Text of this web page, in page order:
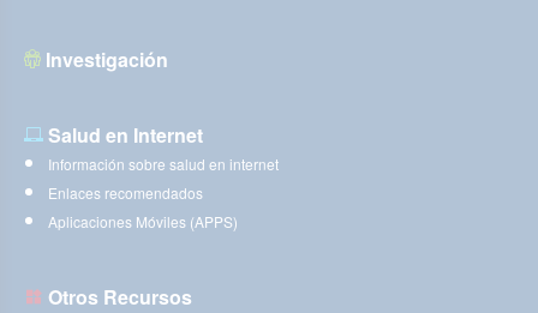
Investigación
Salud en Internet
Información sobre salud en internet
Enlaces recomendados
Aplicaciones Móviles (APPS)
Otros Recursos